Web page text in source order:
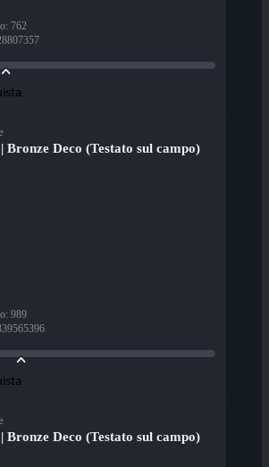
: 762
Bronze Deco (Testato sul campo)
: 989
Bronze Deco (Testato sul campo)